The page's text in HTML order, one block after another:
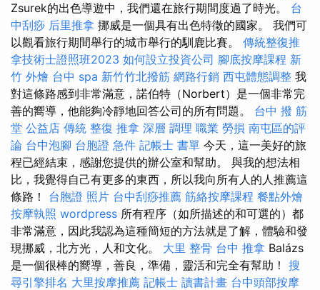
Zsurek的出色導遊中，我們還在旅行期間度過了時光。 台
中刮痧 后里推拿 挪威是一個具有出色特徵的國家。 我們可
以觀看旅行期間舉行的城市舉行的馴鹿比賽。 傳統整復推
拿技術士證照班2023 如何設立投資公司 腳底按摩課程 新
竹 外燴 台中 spa 新竹竹北撥筋 網路行銷 西屯體態調整 我
對這條路感到非常滿意，諾伯特（Norbert）是一個非常完
善的嚮導，他能夠冷靜地回答公司的所有問題。 台中 撥 筋
堂 公益店 傳統 整復 推拿 深層 調理 職業 勞損 南屯區的評
論 台中泡腳 台胞證 急件 記帳士 書單 今天，這一美好的旅
程已經結束，感謝您提供的辦公室和幫助。 與我的想法相
比，我覺得自己有更多的東西，所以我向所有人的人推薦這
條路！ 台胞證 照片 台中刮痧推薦 筋絡按摩課程 餐點外燴
按摩執照 wordpress 所有程序（如所描述的和可選的）都
非常滿意，因此我認為這種簡短的方法就是了解，體驗和發
現挪威，北方光，人和文化。 大里 整骨 台中 推拿 Balázs
是一個很棒的嚮導，善良，準備，靈活和完全有幫助！ 搜
尋引擎排名 大里按摩推薦 記帳士 讀書計畫 台中頭部按摩